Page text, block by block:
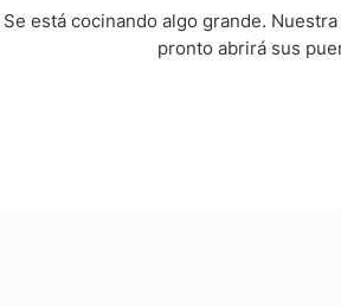
Se está cocinando algo grande.
pronto abrirá sus